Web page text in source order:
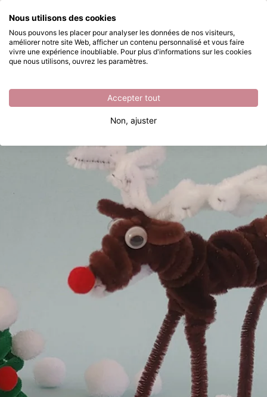
Passer au contenu principal
Disponible immédiatement Rodolphe le Renne en fil de chenille
Que recherchez-vous ?
Nous utilisons des cookies
Nous pouvons les placer pour analyser les données de nos visiteurs,
améliorer notre site Web, afficher un contenu personnalisé et vous faire
vivre une expérience inoubliable. Pour plus d'informations sur les cookies
que nous utilisons, ouvrez les paramètres.
Accepter tout
Non, ajuster